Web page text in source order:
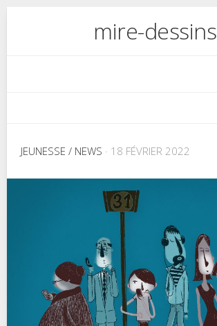
mire-dessins
JEUNESSE / NEWS · 18 FÉVRIER 2022